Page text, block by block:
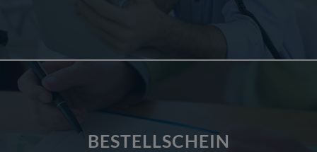
BESTELLSCHEIN